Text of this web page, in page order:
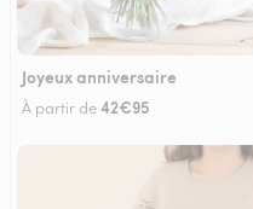
Joyeux anniversaire
À partir de42€95